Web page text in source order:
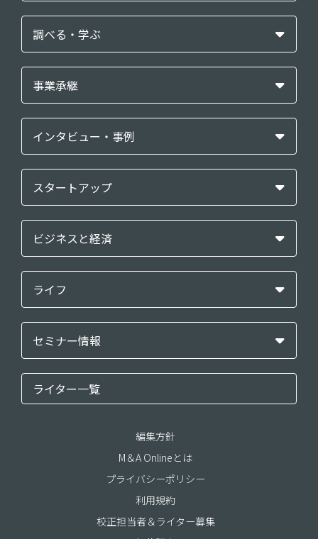
調べる・学ぶ
事業承継
インタビュー・事例
スタートアップ
ビジネスと経済
ライフ
セミナー情報
ライター一覧
編集方針
M＆A Onlineとは
プライバシーポリシー
利用規約
校正担当者＆ライター募集